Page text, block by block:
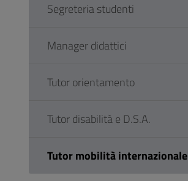
Segreteria studenti
Manager didattici
Tutor orientamento
Tutor disabilità e D.S.A.
Tutor mobilità internazionale